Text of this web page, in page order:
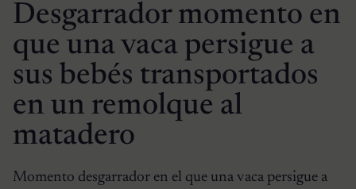
Desgarrador momento en
que una vaca persigue a
sus bebés transportados
en un remolque al
matadero
Momento desgarrador en el que una vaca persigue a